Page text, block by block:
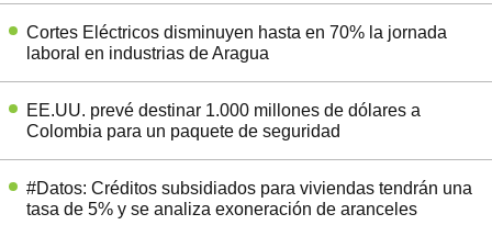
Cortes Eléctricos disminuyen hasta en 70% la jornada
laboral en industrias de Aragua
EE.UU. prevé destinar 1.000 millones de dólares a
Colombia para un paquete de seguridad
#Datos: Créditos subsidiados para viviendas tendrán una
tasa de 5% y se analiza exoneración de aranceles